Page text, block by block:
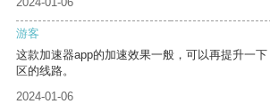
游客
这款加速器app的加速效果一般，可以再提升一
区的线路。
2024-01-06